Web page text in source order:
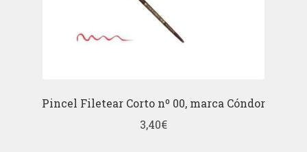
Pincel Filetear Corto nº 00, marca Cóndor
3,40€